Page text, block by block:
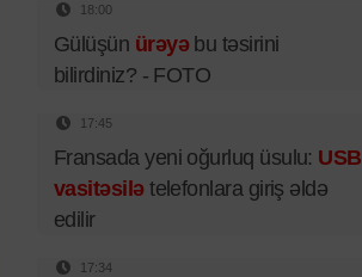
18:00
Gülüşün ürəyəbu təsirini
bilirdiniz? - FOTO
17:45
Fransada yeni oğurluq üsulu: USB
vasitəsilətelefonlara giriş əldə
edilir
17:34